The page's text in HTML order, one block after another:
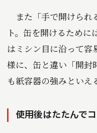
また「手で開けられ
ト。缶を開けるため
はミシン目に沿って容
様に、缶と違い「開封
も紙容器の強みといえ
使用後はたたんで